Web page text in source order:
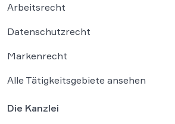
Arbeitsrecht
Datenschutzrecht
Markenrecht
Alle Tätigkeitsgebiete ansehen
Die Kanzlei